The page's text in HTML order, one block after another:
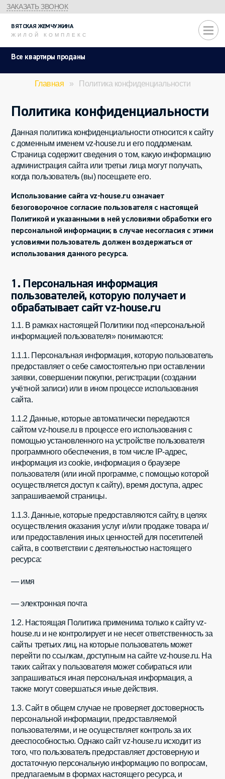
ВЯТСКАЯ ЖЕМЧУЖИНА
ЖИЛОЙ КОМПЛЕКС
ЗАКАЗАТЬ ЗВОНОК
Все квартиры проданы
Главная » Политика конфиденциальности
Политика конфиденциальности
Данная политика конфиденциальности относится к сайту
с доменным именем vz-house.ru и его поддоменам.
Страница содержит сведения о том, какую информацию
администрация сайта или третьи лица могут получать,
когда пользователь (вы) посещаете его.
Использование сайта vz-house.ru означает
безоговорочное согласие пользователя с настоящей
Политикой и указанными в ней условиями обработки его
персональной информации; в случае несогласия с этими
условиями пользователь должен воздержаться от
использования данного ресурса.
1. Персональная информация
пользователей, которую получает и
обрабатывает сайт vz-house.ru
1.1. В рамках настоящей Политики под «персональной
информацией пользователя» понимаются:
1.1.1. Персональная информация, которую пользователь
предоставляет о себе самостоятельно при оставлении
заявки, совершении покупки, регистрации (создании
учётной записи) или в ином процессе использования
сайта.
1.1.2 Данные, которые автоматически передаются
сайтом vz-house.ru в процессе его использования с
помощью установленного на устройстве пользователя
программного обеспечения, в том числе IP-адрес,
информация из cookie, информация о браузере
пользователя (или иной программе, с помощью которой
осуществляется доступ к сайту), время доступа, адрес
запрашиваемой страницы.
1.1.3. Данные, которые предоставляются сайту, в целях
осуществления оказания услуг и/или продаже товара и/
или предоставления иных ценностей для посетителей
сайта, в соответствии с деятельностью настоящего
ресурса:
— имя
— электронная почта
1.2. Настоящая Политика применима только к сайту vz-
house.ru и не контролирует и не несет ответственность за
сайты третьих лиц, на которые пользователь может
перейти по ссылкам, доступным на сайте vz-house.ru. На
таких сайтах у пользователя может собираться или
запрашиваться иная персональная информация, а
также могут совершаться иные действия.
1.3. Сайт в общем случае не проверяет достоверность
персональной информации, предоставляемой
пользователями, и не осуществляет контроль за их
дееспособностью. Однако сайт vz-house.ru исходит из
того, что пользователь предоставляет достоверную и
достаточную персональную информацию по вопросам,
предлагаемым в формах настоящего ресурса, и